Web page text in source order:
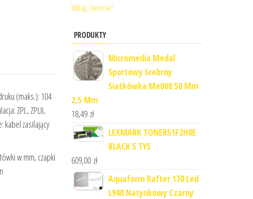
(maks.): 104
ZPL, ZPLII,
kabel zasilający
w mm, czapki
Witaj, świecie!
PRODUKTY
Micromedia Medal
Sportowy Srebrny
Siatkówka Me008 50 Mm
2,5 Mm
18,49 zł
LEXMARK TONER51F2H0E
BLACK 5 TYS
609,00 zł
Aquaform Rafter 170 Led
L940 Natynkowy Czarny